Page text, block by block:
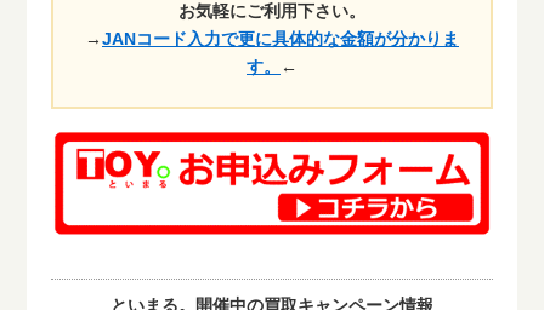
お気軽にご利用下さい。
→JANコード入力で更に具体的な金額が分かりま
す。
←
といまる。開催中の買取キャンペーン情報